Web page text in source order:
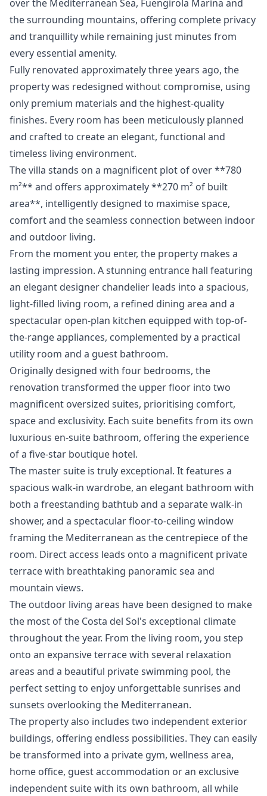
over the Mediterranean Sea, Fuengirola Marina and
the surrounding mountains, offering complete privacy
and tranquillity while remaining just minutes from
every essential amenity.
Fully renovated approximately three years ago, the
property was redesigned without compromise, using
only premium materials and the highest-quality
finishes. Every room has been meticulously planned
and crafted to create an elegant, functional and
timeless living environment.
The villa stands on a magnificent plot of over **780
m²** and offers approximately **270 m² of built
area**, intelligently designed to maximise space,
comfort and the seamless connection between indoor
and outdoor living.
From the moment you enter, the property makes a
lasting impression. A stunning entrance hall featuring
an elegant designer chandelier leads into a spacious,
light-filled living room, a refined dining area and a
spectacular open-plan kitchen equipped with top-of-
the-range appliances, complemented by a practical
utility room and a guest bathroom.
Originally designed with four bedrooms, the
renovation transformed the upper floor into two
magnificent oversized suites, prioritising comfort,
space and exclusivity. Each suite benefits from its own
luxurious en-suite bathroom, offering the experience
of a five-star boutique hotel.
The master suite is truly exceptional. It features a
spacious walk-in wardrobe, an elegant bathroom with
both a freestanding bathtub and a separate walk-in
shower, and a spectacular floor-to-ceiling window
framing the Mediterranean as the centrepiece of the
room. Direct access leads onto a magnificent private
terrace with breathtaking panoramic sea and
mountain views.
The outdoor living areas have been designed to make
the most of the Costa del Sol's exceptional climate
throughout the year. From the living room, you step
onto an expansive terrace with several relaxation
areas and a beautiful private swimming pool, the
perfect setting to enjoy unforgettable sunrises and
sunsets overlooking the Mediterranean.
The property also includes two independent exterior
buildings, offering endless possibilities. They can easily
be transformed into a private gym, wellness area,
home office, guest accommodation or an exclusive
independent suite with its own bathroom, all while